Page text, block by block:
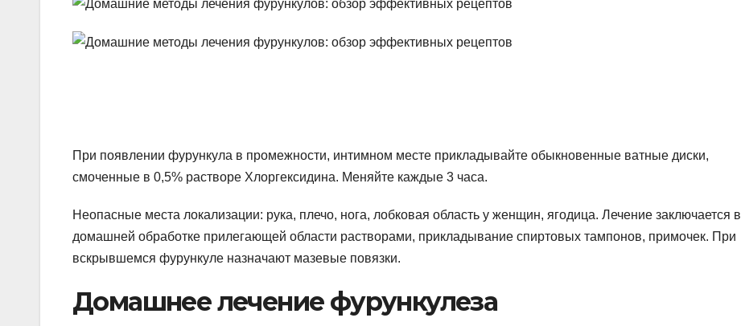
При появлении фурункула в промежности, интимном месте прикладывайте обыкновенные ватные диски,
смоченные в 0,5% растворе Хлоргексидина. Меняйте каждые 3 часа.
Неопасные места локализации: рука, плечо, нога, лобковая область у женщин, ягодица. Лечение заключается в
домашней обработке прилегающей области растворами, прикладывание спиртовых тампонов, примочек. При
вскрывшемся фурункуле назначают мазевые повязки.
Домашнее лечение фурункулеза